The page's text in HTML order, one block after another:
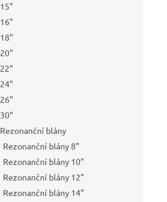
15"
16"
18"
20"
22"
24"
26"
30"
Rezonanční blány
Rezonanční blány 8"
Rezonanční blány 10"
Rezonanční blány 12"
Rezonanční blány 14"